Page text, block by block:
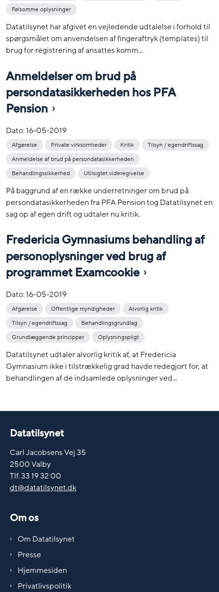
Følsomme oplysninger
Datatilsynet har afgivet en vejledende udtalelse i forhold til
spørgsmålet om anvendelsen af fingeraftryk (templates) til
brug for registrering af ansattes komm...
Anmeldelser om brud på
persondatasikkerheden hos PFA
Pension
Dato:16-05-2019
Afgørelse Private virksomheder Kritik
Tilsyn / egendriftssag
Anmeldelse af brud på persondatasikkerheden
Behandlingssikkerhed
Utilsigtet videregivelse
På baggrund af en række underretninger om brud på
persondatasikkerheden fra PFA Pension tog Datatilsynet en
sag op af egen drift og udtaler nu kritik.
Fredericia Gymnasiums behandling af
personoplysninger ved brug af
programmet Examcookie
Dato:16-05-2019
Afgørelse Offentlige myndigheder
Alvorlig kritik
Tilsyn / egendriftssag
Behandlingsgrundlag
Grundlæggende principper
Oplysningspligt
Datatilsynet udtaler alvorlig kritik af, at Fredericia
Gymnasium ikke i tilstrækkelig grad havde redegjort for, at
behandlingen af de indsamlede oplysninger ved...
Datatilsynet
Carl Jacobsens Vej 35
2500 Valby
Tlf. 33 19 32 00
dt@datatilsynet.dk
Om os
Om Datatilsynet
Presse
Hjemmesiden
Privatlivspolitik